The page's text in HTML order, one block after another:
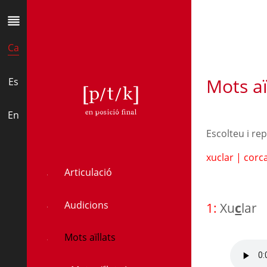
Ca
Es
En k
Articulació
Audicions
Mots aïllats
Mots
Escolteu i
xuclar |
1: Xuclar